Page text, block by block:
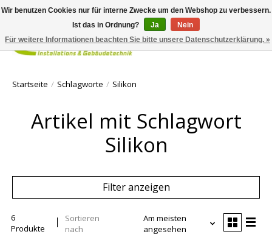
Ihr
Startseite / Schlagworte / Silikon
Artikel mit Schlagwort
Silikon
Filter anzeigen
6
Produkte
Sortieren
nach
Am meisten
angesehen
Wir benutzen Cookies nur für interne Zwecke um den Webshop zu verbessern.
Ist das in Ordnung?
Ja
Nein
Für weitere Informationen beachten Sie bitte unsere Datenschutzerklärung. »